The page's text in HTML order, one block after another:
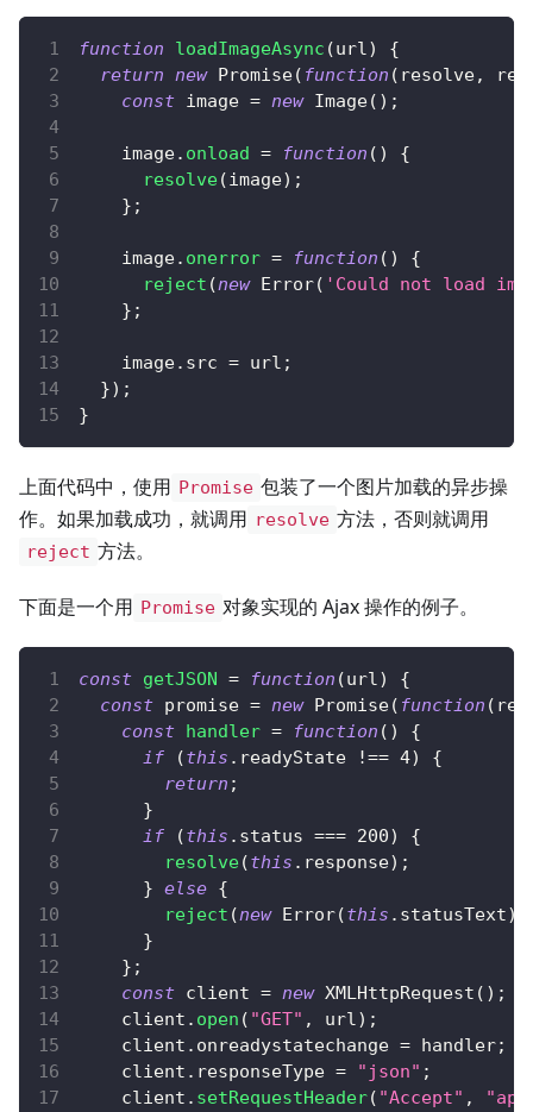
function loadImageAsync (url )
{
return
new Promise( function ( resolve,
const image = new Image( ) ;
    image
. onload = function ( )
{
resolve(image) ;
} ;
    image
. onerror = function ( )
{
reject (new Error( 'Could not load
} ;
    image
. src = url ;
}) ;
}
上面代码中，使用 Promise 包装了一个图片加载的异步操
作。如果加载成功，就调用 resolve 方法，否则就调用
reject 方法。
下面是一个用 Promise 对象实现的 Ajax 操作的例子。
const getJSON = function (url)
{
const promise = new Promise( function (
const
handler = function ( )
{
if
(this . readyState !== 4)
{
return ;
}
if
(this . status === 200)
{
resolve(this . response) ;
} else {
reject (new Error(this . statusText)
}
} ;
const client = new XMLHttpRequest ( ) ;
    client
. open ( "GET" , url) ;
    client
. onreadystatechange = handler;
    client
. responseType = "json" ;
    client
. setRequestHeader( "Accept" ,